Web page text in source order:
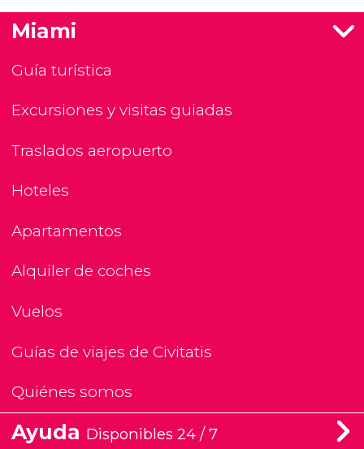
Miami
Guía turística
Excursiones y visitas guiadas
Traslados aeropuerto
Hoteles
Apartamentos
Alquiler de coches
Vuelos
Guías de viajes de Civitatis
Quiénes somos
Ayuda Disponibles 24 / 7